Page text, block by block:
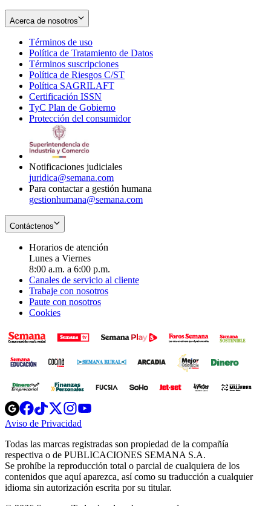
Acerca de nosotros
Términos de uso
in
new
window
Política de Tratamiento de Datos
Términos suscripciones
in
Política de Riesgos C/ST
Política SAGRILAFT
new
window
Certificación ISSN
in
new
TyC Plan de Gobierno
in
Protección del consumidorOpens
Notificaciones judiciales
juridica@semana.com
Para contactar a gestión humana
gestionhumana@semana.com
Contáctenos
Horarios de atención
Lunes a Viernes
8:00 a.m. a 6:00 p.m.
Canales de servicio al cliente
Trabaje con nosotros
Paute con nosotros
Cookies
Opens
in
new
Opens
in
new
Opens
in
new
window
Opens
new
windowwindow
Aviso de Privacidad
new
window
Todas las marcas registradas son propiedad de la compañía
respectiva o de PUBLICACIONES SEMANA S.A.
Se prohíbe la reproducción total o parcial de cualquiera de los
contenidos que aquí aparezca, así como su traducción a cualquier
idioma sin autorización escrita por su titular.